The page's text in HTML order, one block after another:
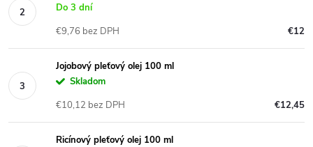
Do 3 dní
€12
€9,76 bez DPH
Jojobový pleťový olej 100 ml
Skladom
€12,45
€10,12 bez DPH
Ricínový pleťový olej 100 ml